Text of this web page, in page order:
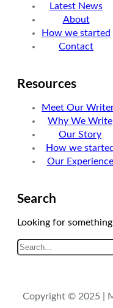
Latest News
About
How we started
Contact
Resources
Meet Our
Why We Write
Our Story
How we
Our Experience
Search
Looking for
Copyright © 2025 |